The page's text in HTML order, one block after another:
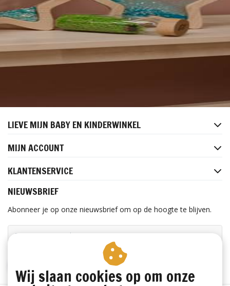
LIEVE MIJN BABY EN KINDERWINKEL
MIJN ACCOUNT
KLANTENSERVICE
NIEUWSBRIEF
Abonneer je op onze nieuwsbrief om op de hoogte te blijven.
Wij slaan cookies op om onze